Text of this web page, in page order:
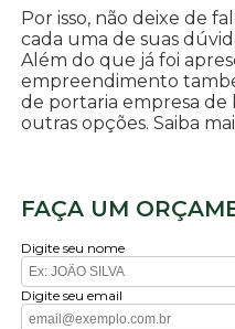
Por isso, não deixe de
cada uma de suas
Além do que já foi
empreendimento
de portaria empresa
outras opções. Saiba
FAÇA UM
Digite seu nome
Digite seu email